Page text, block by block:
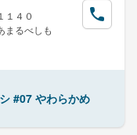
１４０
まるべしも
#07 やわらかめ